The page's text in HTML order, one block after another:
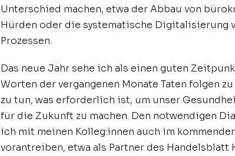
Unterschied machen, etwa der Abbau von
Hürden oder die systematische Digitalisierung
Prozessen.
Das neue Jahr sehe ich als einen guten
Worten der vergangenen Monate Taten folgen
zu tun, was erforderlich ist, um unser
für die Zukunft zu machen. Den notwendigen
ich mit meinen Kolleg:innen auch im
vorantreiben, etwa als Partner des Handelsblatt